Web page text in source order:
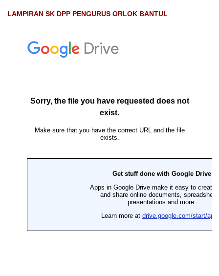
LAMPIRAN SK DPP PENGURUS ORLOK BANTUL